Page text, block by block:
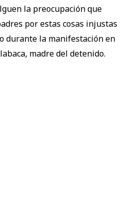
la preocupación que
por estas cosas injustas
durante la manifestación en
madre del detenido.